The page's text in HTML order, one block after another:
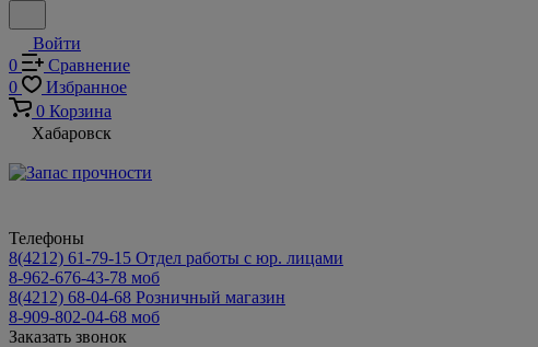
Войти
0
Сравнение
0
Избранное
0 Корзина
Хабаровск
Телефоны
8(4212) 61-79-15 Отдел работы с юр. лицами
8-962-676-43-78 моб
8(4212) 68-04-68 Розничный магазин
8-909-802-04-68 моб
Заказать звонок